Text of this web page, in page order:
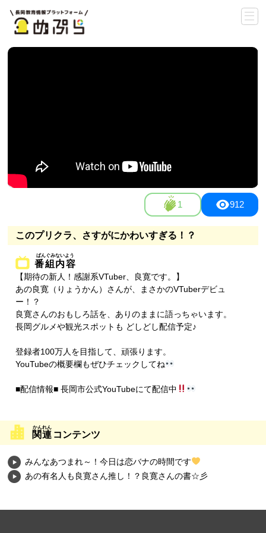
1 912
このプリクラ、さすがにかわいすぎる！？
番組内容
【期待の新人！感謝系VTuber、良寛です。】
あの良寛（りょうかん）さんが、まさかのVTuberデビュ
ー！？
良寛さんのおもしろ話を、ありのままに語っちゃいます。
長岡グルメや観光スポットも どしどし配信予定♪
登録者100万人を目指して、頑張ります。
YouTubeの概要欄もぜひチェックしてね
■配信情報■ 長岡市公式YouTubeにて配信中
関連 コンテンツ
みんなあつまれ～！今日は恋バナの時間です
あの有名人も良寛さん推し！？良寛さんの書☆彡